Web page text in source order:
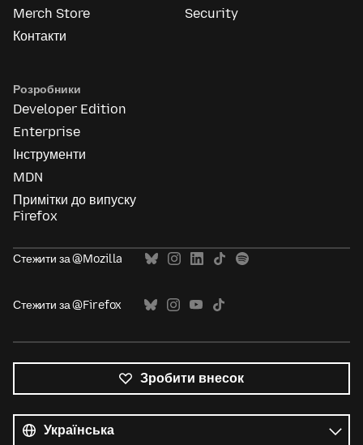
Merch Store
Контакти
Security
Розробники
Developer Edition
Enterprise
Інструменти
MDN
Примітки до випуску
Firefox
Стежити за @Mozilla
Стежити за @Firefox
Зробити внесок
мови
Мова